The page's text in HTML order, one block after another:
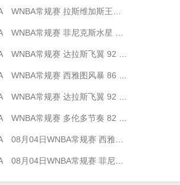
WNBA常规赛 拉斯维加斯王牌 86 - 84 印第安纳狂热 全场集锦
WNBA常规赛 菲尼克斯水星 82 - 96 亚特兰大梦想 全场集锦
WNBA常规赛 达拉斯飞翼 92 - 96 华盛顿神秘人 全场集锦
WNBA常规赛 西雅图风暴 86 - 92 纽约自由人 全场集锦
WNBA常规赛 达拉斯飞翼 92 - 96 华盛顿神秘人 全场集锦
WNBA常规赛 多伦多节奏 82 - 92 金州女武神 全场集锦
08月04日WNBA常规赛 西雅图风暴83-95纽约自由人 全场集锦
08月04日WNBA常规赛 菲尼克斯水星106-101芝加哥天空 全场集锦